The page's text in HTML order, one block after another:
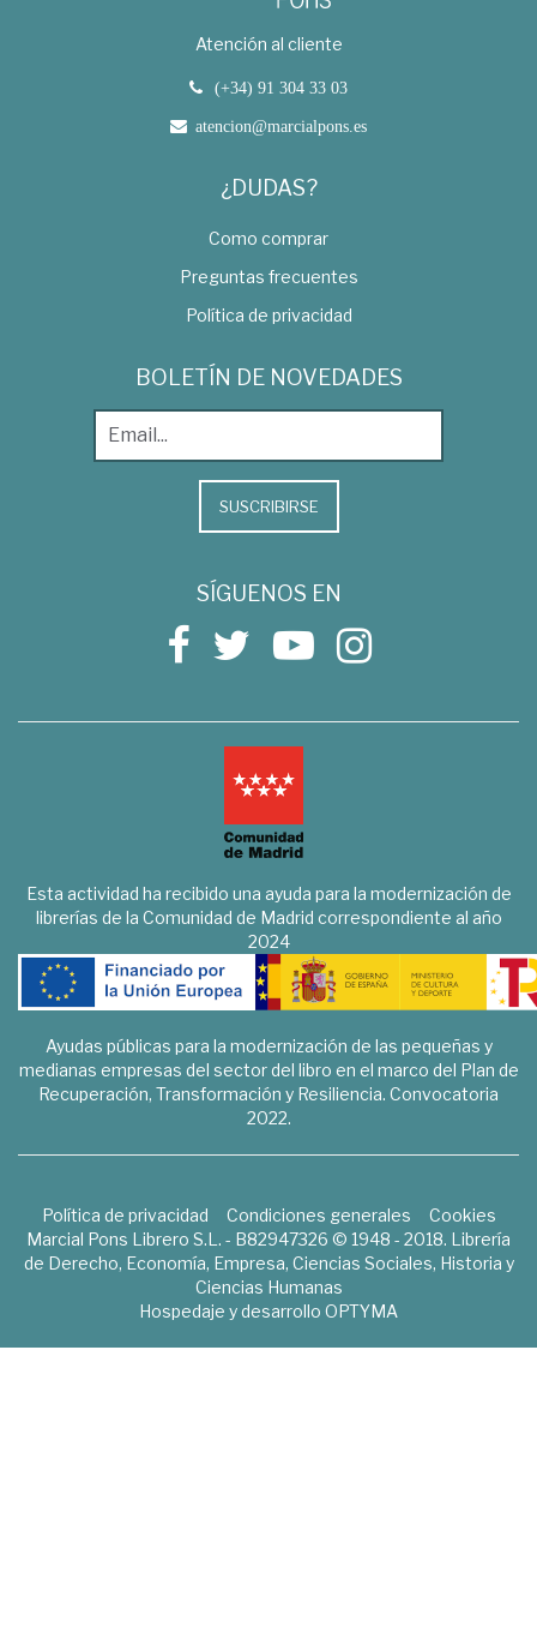
Atención al cliente
(+34) 91 304 33 03
atencion@marcialpons.es
¿DUDAS?
Como comprar
Preguntas frecuentes
Política de privacidad
BOLETÍN DE NOVEDADES
SUSCRIBIRSE
SÍGUENOS EN
Esta actividad ha recibido una ayuda para la modernización de
librerías de la Comunidad de Madrid correspondiente al año
2024
Ayudas públicas para la modernización de las pequeñas y
medianas empresas del sector del libro en el marco del Plan de
Recuperación, Transformación y Resiliencia. Convocatoria
2022.
Política de privacidad Condiciones generales
Cookies
Marcial Pons Librero S.L. - B82947326 © 1948 - 2018. Librería
de Derecho, Economía, Empresa, Ciencias Sociales, Historia y
Ciencias Humanas
Hospedaje y desarrollo OPTYMA